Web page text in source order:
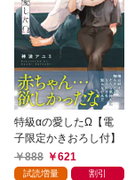
特級αの愛したΩ【電
子限定かきおろし付】
888
621
試読増量 割引